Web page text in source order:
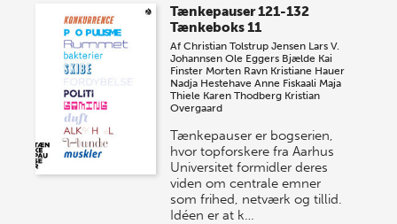
Tænkepauser 121-132
Tænkeboks 11
AfChristian Tolstrup Jensen Lars V.
Johannsen Ole Eggers Bjælde Kai
Finster Morten Ravn Kristiane Hauer
Nadja Hestehave Anne Fiskaali Maja
Thiele Karen Thodberg Kristian
Overgaard
Tænkepauser er bogserien,
hvor topforskere fra Aarhus
Universitet formidler deres
viden om centrale emner
som frihed, netværk og tillid.
Idéen er at k…